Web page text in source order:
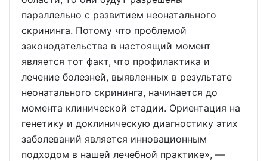
параллельно с развитием неонатального
скрининга. Потому что проблемой
законодательства в настоящий момент
является тот факт, что профилактика и
лечение болезней, выявленных в результате
неонатального скрининга, начинается до
момента клинической стадии. Ориентация на
генетику и доклиническую диагностику этих
заболеваний является инновационным
подходом в нашей лечебной практике», —